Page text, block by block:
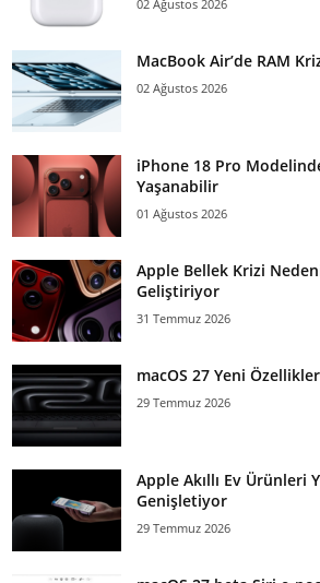
02 Ağustos 2026
MacBook Air’de RAM
02 Ağustos 2026
iPhone 18 Pro
Yaşanabilir
01 Ağustos 2026
Apple Bellek Krizi
Geliştiriyor
31 Temmuz 2026
macOS 27 Yeni
29 Temmuz 2026
Apple Akıllı Ev Ürünleri
Genişletiyor
29 Temmuz 2026